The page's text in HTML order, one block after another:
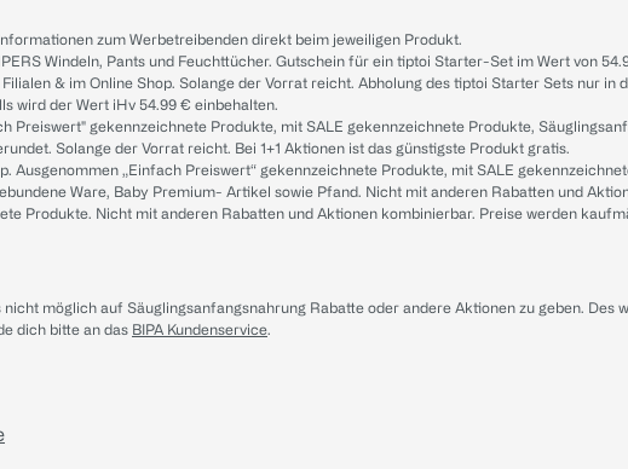
zum Werbetreibenden direkt beim jeweiligen Produkt.
Windeln, Pants und Feuchttücher. Gutschein für ein tiptoi Starter-Set im Wert von
& im Online Shop. Solange der Vorrat reicht. Abholung des tiptoi Starter Sets nur
wird der Wert iHv 54.99 € einbehalten.
Preiswert" gekennzeichnete Produkte, mit SALE gekennzeichnete Produkte,
Solange der Vorrat reicht. Bei 1+1 Aktionen ist das günstigste Produkt gratis.
Ausgenommen „Einfach Preiswert“ gekennzeichnete Produkte, mit SALE
Ware, Baby Premium- Artikel sowie Pfand. Nicht mit anderen Rabatten und
Produkte. Nicht mit anderen Rabatten und Aktionen kombinierbar. Preise werden
möglich auf Säuglingsanfangsnahrung Rabatte oder andere Aktionen zu geben.
dich bitte an das BIPA Kundenservice.